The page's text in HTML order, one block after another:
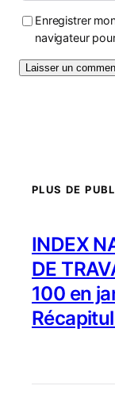
Enregistrer
navigateur
PLUS DE
INDEX
DE
100 en